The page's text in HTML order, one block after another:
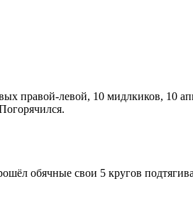
правой-левой, 10 мидлкиков, 10
обячные свои 5 кругов